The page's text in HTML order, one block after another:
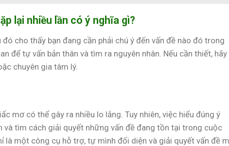
lại nhiều lần có ý nghĩa gì?
cho thấy bạn đang cần phải chú ý đến vấn đề nào đó trong
để tự vấn bản thân và tìm ra nguyên nhân. Nếu cần thiết, hãy
chuyên gia tâm lý.
mơ có thể gây ra nhiều lo lắng. Tuy nhiên, việc hiểu đúng ý
và tìm cách giải quyết những vấn đề đang tồn tại trong cuộc
là một công cụ hỗ trợ, tự mình đối diện và giải quyết vấn đề